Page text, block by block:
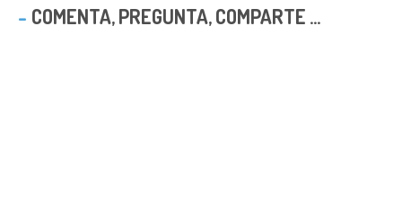
COMENTA, PREGUNTA, COMPARTE ...